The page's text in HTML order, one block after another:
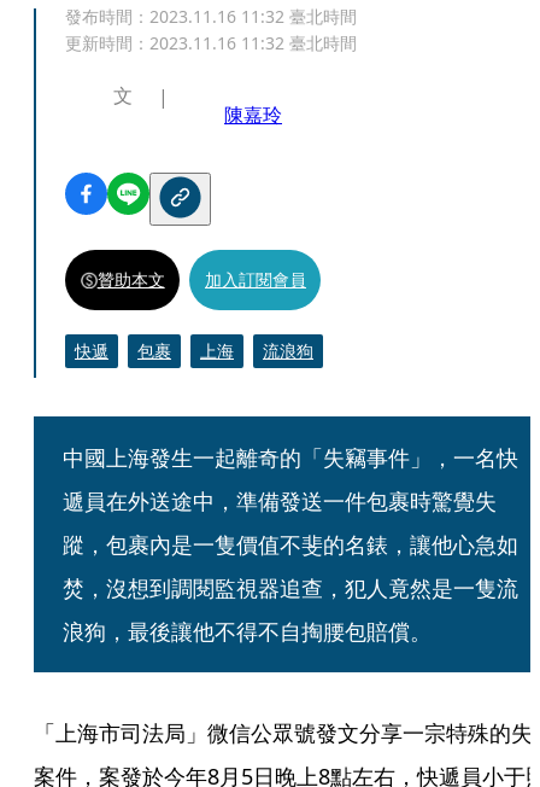
發布時間： 2023.11.16 11:32 臺北時間
更新時間： 2023.11.16 11:32 臺北時間
文
陳嘉玲
贊助本文 加入訂閱會員
快遞 包裹 上海 流浪狗
中國上海發生一起離奇的「失竊事件」，一名快
遞員在外送途中，準備發送一件包裹時驚覺失
蹤，包裹內是一隻價值不斐的名錶，讓他心急如
焚，沒想到調閱監視器追查，犯人竟然是一隻流
浪狗，最後讓他不得不自掏腰包賠償。
「上海市司法局」微信公眾號發文分享一宗特殊的失
案件，案發於今年8月5日晚上8點左右，快遞員小于